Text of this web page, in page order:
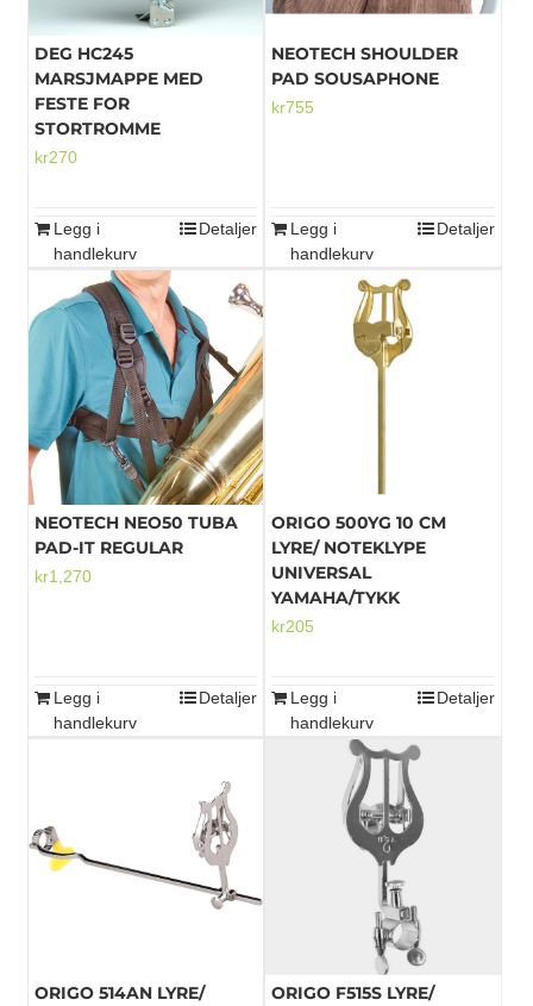
DEG HC245
MARSJMAPPE MED
FESTE FOR
STORTROMME
kr270
Legg i
handlekurv
Detaljer
NEOTECH SHOULDER
PAD SOUSAPHONE
kr755
Legg i
handlekurv
Detaljer
NEOTECH NEO50 TUBA
PAD-IT REGULAR
kr1,270
Legg i
handlekurv
Detaljer
ORIGO 500YG 10 CM
LYRE/ NOTEKLYPE
UNIVERSAL
YAMAHA/TYKK
kr205
Legg i
handlekurv
Detaljer
ORIGO 514AN LYRE/
ORIGO F515S LYRE/